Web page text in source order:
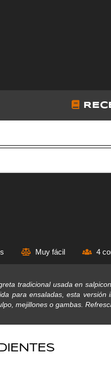
Muy fácil 4
tradicional usada en
para ensaladas, esta
mejillones o gambas.